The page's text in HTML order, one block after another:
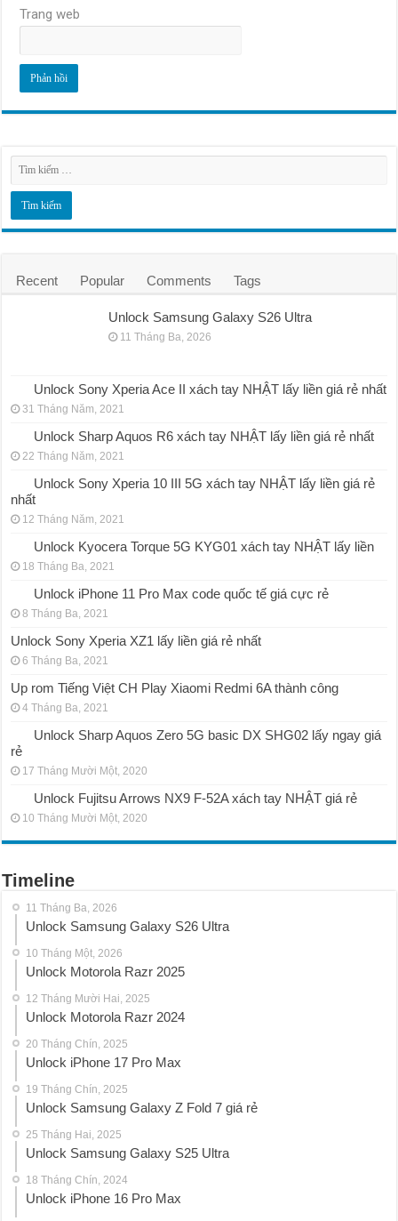
Trang web
Recent Popular Comments Tags
Unlock Samsung Galaxy S26 Ultra
11 Tháng Ba, 2026
Unlock Sony Xperia Ace II xách tay NHẬT lấy liền giá rẻ nhất
31 Tháng Năm, 2021
Unlock Sharp Aquos R6 xách tay NHẬT lấy liền giá rẻ nhất
22 Tháng Năm, 2021
Unlock Sony Xperia 10 III 5G xách tay NHẬT lấy liền giá rẻ
nhất
12 Tháng Năm, 2021
Unlock Kyocera Torque 5G KYG01 xách tay NHẬT lấy liền
18 Tháng Ba, 2021
Unlock iPhone 11 Pro Max code quốc tế giá cực rẻ
8 Tháng Ba, 2021
Unlock Sony Xperia XZ1 lấy liền giá rẻ nhất
6 Tháng Ba, 2021
Up rom Tiếng Việt CH Play Xiaomi Redmi 6A thành công
4 Tháng Ba, 2021
Unlock Sharp Aquos Zero 5G basic DX SHG02 lấy ngay giá
rẻ
17 Tháng Mười Một, 2020
Unlock Fujitsu Arrows NX9 F-52A xách tay NHẬT giá rẻ
10 Tháng Mười Một, 2020
Timeline
11 Tháng Ba, 2026
Unlock Samsung Galaxy S26 Ultra
10 Tháng Một, 2026
Unlock Motorola Razr 2025
12 Tháng Mười Hai, 2025
Unlock Motorola Razr 2024
20 Tháng Chín, 2025
Unlock iPhone 17 Pro Max
19 Tháng Chín, 2025
Unlock Samsung Galaxy Z Fold 7 giá rẻ
25 Tháng Hai, 2025
Unlock Samsung Galaxy S25 Ultra
18 Tháng Chín, 2024
Unlock iPhone 16 Pro Max